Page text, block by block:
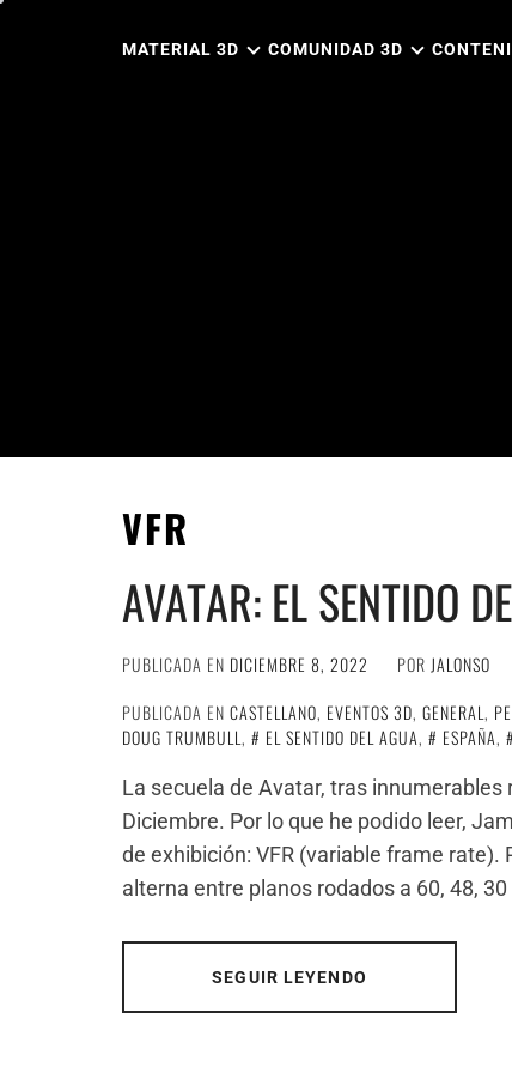
MATERIAL 3D COMUNIDAD 3D
VFR
AVATAR: EL SENTIDO
PUBLICADA EN DICIEMBRE 8, 2022 POR JALONSO
PUBLICADA EN CASTELLANO, EVENTOS 3D, GENERAL,
DOUG TRUMBULL, EL SENTIDO DEL AGUA, ESPAÑA,
La secuela de Avatar, tras
Diciembre. Por lo que he podido leer,
de exhibición: VFR (variable frame rate).
alterna entre planos rodados a 60, 48, 30
SEGUIR LEYENDO